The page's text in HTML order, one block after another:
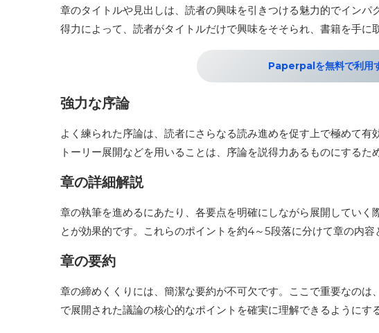
章のタイトルや見出しは、読者の興味を引きつける魅力的でインパ
得力によって、読者がタイトルだけで興味をそそられ、書籍を手に
Paperpalを無料で利用
強力な序論
よく練られた序論は、読者にさらなる読み進めを促す上で極めて
トーリー展開などを用いることは、序論を説得力あるものにするた
章の詳細解説
章の執筆を進めるにあたり、各要点を明確にしながら展開していく
とが効果的です。これらのポイントを約4～5段落に分けて章の内
章の要約
章の締めくくりには、簡潔な要約が不可欠です。ここで重要なの
で展開された議論の核心的なポイントを確実に理解できるようにす